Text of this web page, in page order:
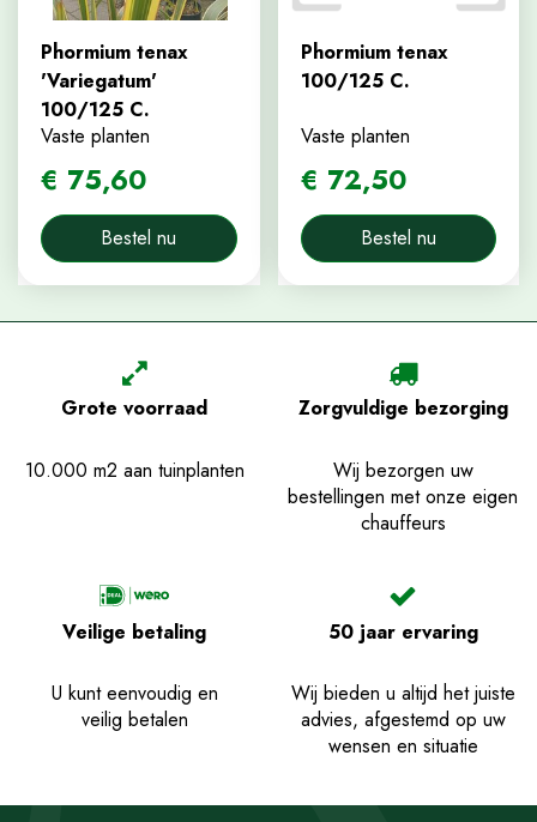
Phormium tenax
'Variegatum'
100/125 C.
Vaste planten
€ 75,60
Bestel nu
Phormium tenax
100/125 C.
Vaste planten
€ 72,50
Bestel nu
Grote voorraad
10.000 m2 aan tuinplanten
Zorgvuldige bezorging
Wij bezorgen uw
bestellingen met onze eigen
chauffeurs
Veilige betaling
U kunt eenvoudig en
veilig betalen
50 jaar ervaring
Wij bieden u altijd het juiste
advies, afgestemd op uw
wensen en situatie